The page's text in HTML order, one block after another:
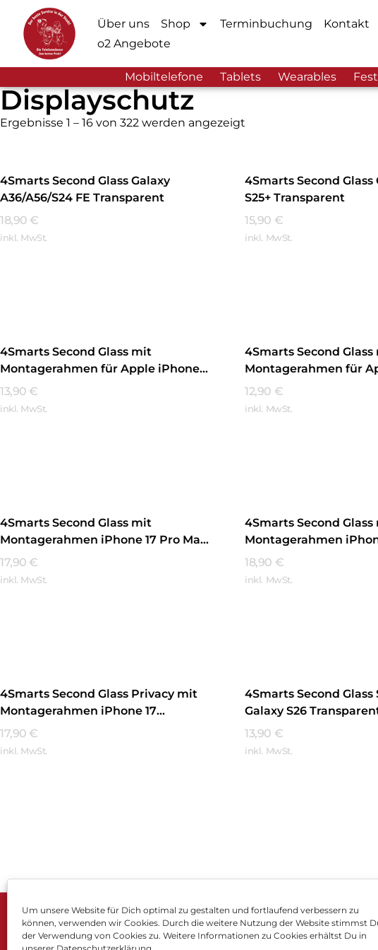
Um unsere Website für Dich optimal zu gestalten und fortlaufend verbessern zu
können, verwenden wir Cookies. Durch die weitere Nutzung der Website stimmst
der Verwendung von Cookies zu. Weitere Informationen zu Cookies erhältst Du in
Über uns Shop Terminbuchung Kontakt
o2 Angebote
Mobiltelefone Tablets Wearables
Displayschutz
Ergebnisse 1 – 16 von 322 werden angezeigt
4Smarts Second Glass Galaxy
A36/A56/S24 FE Transparent
18,90 €
inkl. MwSt.
4Smarts Second Glass
S25+ Transparent
15,90 €
inkl. MwSt.
4Smarts Second Glass mit
Montagerahmen für Apple iPhone
16 Pro Max Transparent
13,90 €
inkl. MwSt.
4Smarts Second
Montagerahmen für
16 Pro Transparent
12,90 €
inkl. MwSt.
4Smarts Second Glass mit
Montagerahmen iPhone 17 Pro Max
Transparent
17,90 €
inkl. MwSt.
4Smarts Second Glass
Montagerahmen
Transparent
18,90 €
inkl. MwSt.
4Smarts Second Glass Privacy mit
Montagerahmen iPhone 17
Transparent
17,90 €
inkl. MwSt.
4Smarts Second Glass
Galaxy S26
13,90 €
inkl. MwSt.
Impressum AGB Datenschutz